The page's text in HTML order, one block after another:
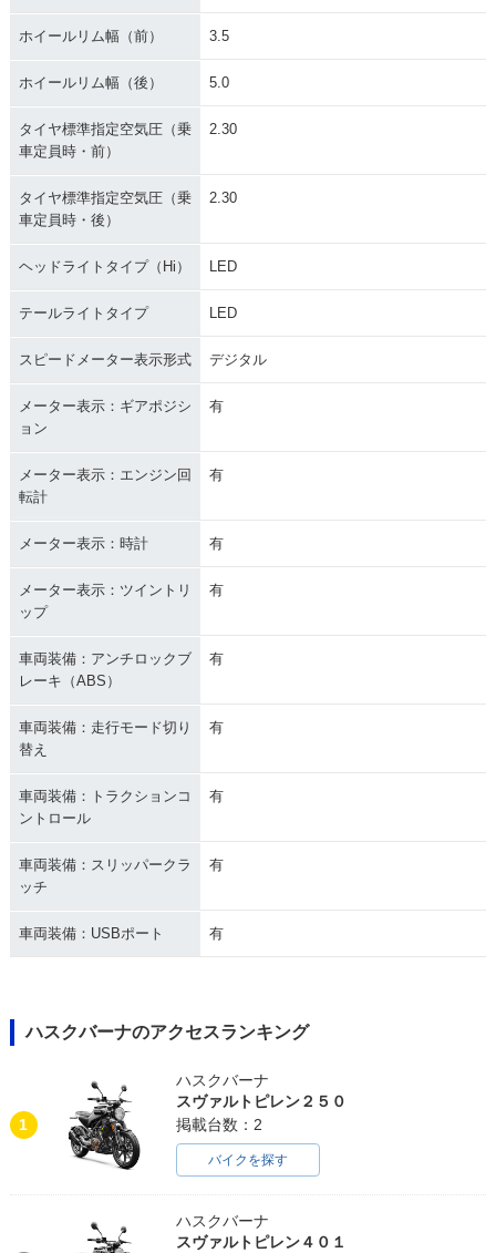
ホイールリム幅（前） 3.5
ホイールリム幅（後） 5.0
タイヤ標準指定空気圧（乗
車定員時・前）
2.30
タイヤ標準指定空気圧（乗
車定員時・後）
2.30
ヘッドライトタイプ（Hi） LED
テールライトタイプ LED
スピードメーター表示形式 デジタル
メーター表示：ギアポジシ
ョン
有
メーター表示：エンジン回
転計
有
メーター表示：時計 有
メーター表示：ツイントリ
ップ
有
車両装備：アンチロックブ
レーキ（ABS）
有
車両装備：走行モード切り
替え
有
車両装備：トラクションコ
ントロール
有
車両装備：スリッパークラ
ッチ
有
車両装備：USBポート 有
ハスクバーナのアクセスランキング
1
ハスクバーナ
スヴァルトピレン２５０
掲載台数：2
バイクを探す
ハスクバーナ
スヴァルトピレン４０１